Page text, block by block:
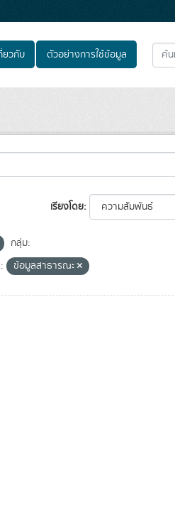
ยวกับ ตัวอย่างการใช้ข้อมูล
เรียงโดย
กลุ่ม:
ข้อมูลสาธารณะ